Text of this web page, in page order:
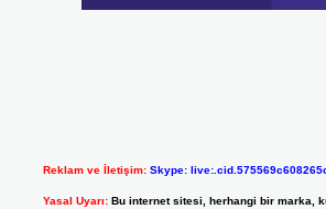
Reklam ve İletişim: Skype:
Yasal Uyarı: Bu internet sitesi, herhangi bir marka,